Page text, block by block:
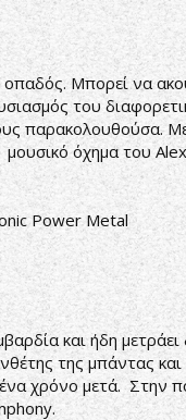
Μπορεί να
του
παρακολουθούσα.
όχημα του
Power Metal
και ήδη
της μπάντας
χρόνο μετά. Στην